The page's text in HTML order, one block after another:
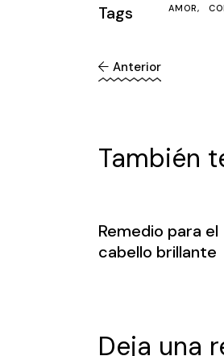
Tags AMOR
Anterior
También
Remedio para el
cabello brillante
Deja una